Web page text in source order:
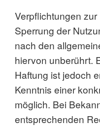
Verpflichtungen
Sperrung der
nach den
hiervon unberührt.
Haftung ist jedoch
Kenntnis einer
möglich. Bei
entsprechenden